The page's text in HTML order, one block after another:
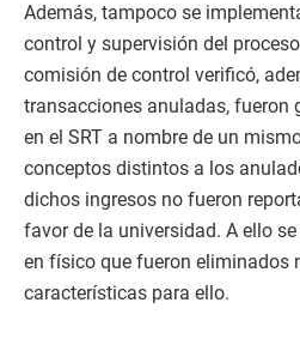
Además, tampoco se
control y supervisión del
comisión de control verificó,
transacciones anuladas, fueron
en el SRT a nombre de un
conceptos distintos a los
dichos ingresos no fueron
favor de la universidad. A ello
en físico que fueron eliminados
características para ello.